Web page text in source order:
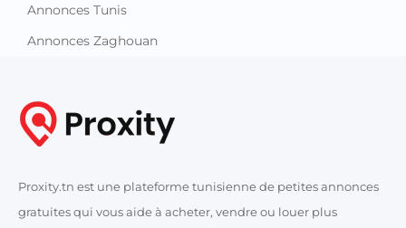
Annonces Tunis
Annonces Zaghouan
Proxity.tn est une plateforme tunisienne de petites annonces
gratuites qui vous aide à acheter, vendre ou louer plus